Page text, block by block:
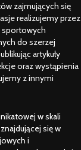
zajmujących się
realizujemy przez
sportowych
do szerzej
artykuły
oraz wystąpienia
z innymi
w skali
się w
i